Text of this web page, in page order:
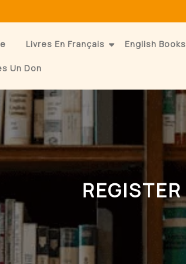
Livres En Français English Books
Un Don
REGISTER